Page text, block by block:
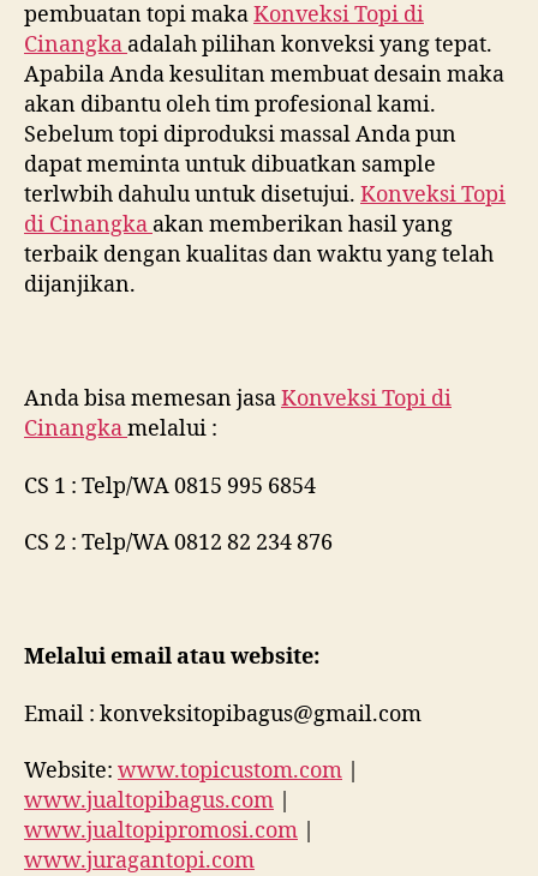
pembuatan topi makaKonveksi Topi di
Cinangka adalah pilihan konveksi yang tepat.
Apabila Anda kesulitan membuat desain maka
akan dibantu oleh tim profesional kami.
Sebelum topi diproduksi massal Anda pun
dapat meminta untuk dibuatkan sample
terlwbih dahulu untuk disetujui. Konveksi Topi
di Cinangka akan memberikan hasil yang
terbaik dengan kualitas dan waktu yang telah
dijanjikan.
Anda bisa memesan jasaKonveksi Topi di
Cinangkamelalui :
CS 1 : Telp/WA 0815 995 6854
CS 2 : Telp/WA 0812 82 234 876
Melalui email atau website:
Email : konveksitopibagus@gmail.com
Website: www.topicustom.com
www.jualtopibagus.com
www.jualtopipromosi.com
www.juragantopi.com